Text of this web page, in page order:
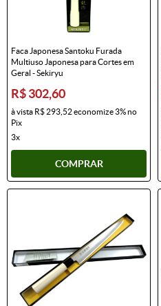
Faca Japonesa Santoku Furada
Multiuso Japonesa para Cortes em
Geral - Sekiryu
R$ 302,60
à vista R$ 293,52economize3%no
Pix
3x
COMPRAR